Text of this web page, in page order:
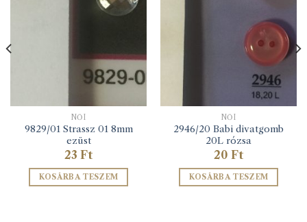
NŐI
9829/01 Strassz 01 8mm
ezüst
23 Ft
KOSÁRBA TESZEM
NŐI
2946/20 Babi divatgomb
20L rózsa
20 Ft
KOSÁRBA TESZEM